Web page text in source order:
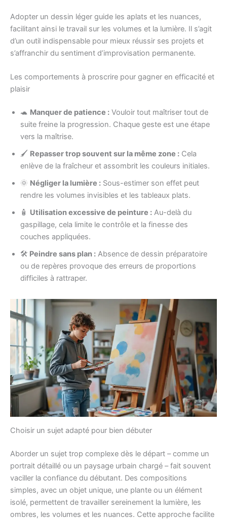
Adopter un dessin léger guide les aplats et les nuances,
facilitant ainsi le travail sur les volumes et la lumière. Il s’agit
d’un outil indispensable pour mieux réussir ses projets et
s’affranchir du sentiment d’improvisation permanente.
Les comportements à proscrire pour gagner en efficacité et
plaisir
🐢 Manquer de patience : Vouloir tout maîtriser tout de
suite freine la progression. Chaque geste est une étape
vers la maîtrise.
🖌️ Repasser trop souvent sur la même zone : Cela
enlève de la fraîcheur et assombrit les couleurs initiales.
🌞 Négliger la lumière : Sous-estimer son effet peut
rendre les volumes invisibles et les tableaux plats.
🧴 Utilisation excessive de peinture : Au-delà du
gaspillage, cela limite le contrôle et la finesse des
couches appliquées.
🛠️ Peindre sans plan : Absence de dessin préparatoire
ou de repères provoque des erreurs de proportions
difficiles à rattraper.
Choisir un sujet adapté pour bien débuter
Aborder un sujet trop complexe dès le départ – comme un
portrait détaillé ou un paysage urbain chargé – fait souvent
vaciller la confiance du débutant. Des compositions
simples, avec un objet unique, une plante ou un élément
isolé, permettent de travailler sereinement la lumière, les
ombres, les volumes et les nuances. Cette approche facilite